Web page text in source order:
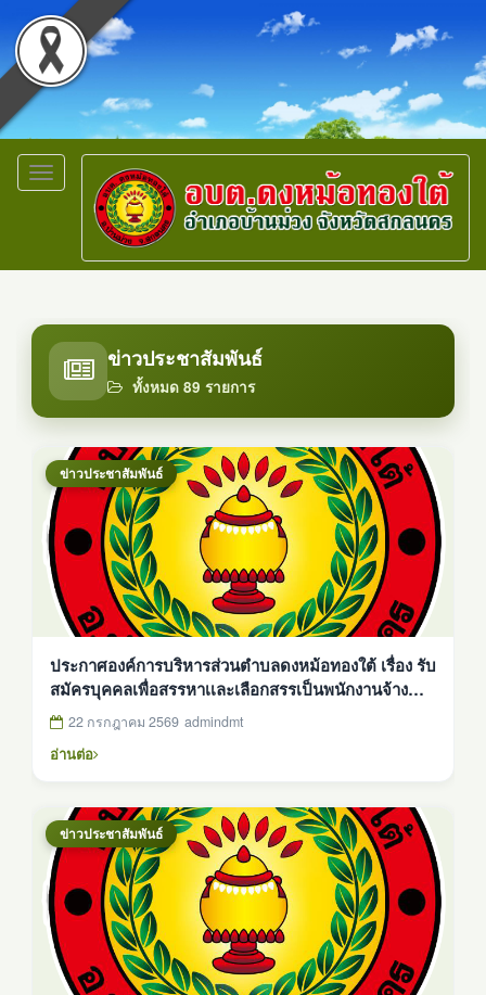
Toggle
navigation
ข่าวประชาสัมพันธ์
ทั้งหมด 89 รายการ
ข่าวประชาสัมพันธ์
ประกาศองค์การบริหารส่วนตำบลดงหม้อทองใต้ เรื่อง รับ
สมัครบุคคลเพื่อสรรหาเเละเลือกสรรเป็นพนักงานจ้าง
ตามภารกิจ ตำเเหน่งผู้ช่วยเจ้าพนักงานพัสดุ ประกาศ ณ
วันที่ 22 กรกฎาคม 2569
22 กรกฎาคม 2569 admindmt
อ่านต่อ
ข่าวประชาสัมพันธ์